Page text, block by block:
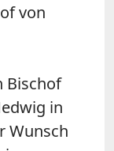
von
Bischof
in
Wunsch